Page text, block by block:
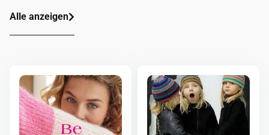
Alle anzeigen